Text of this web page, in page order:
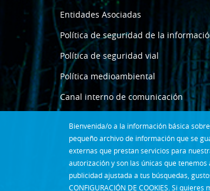
Bienvenida/o a la información básica
pequeño archivo de información que se
externas que prestan servicios para
autorización y son las únicas que
publicidad ajustada a tus búsquedas,
CONFIGURACIÓN DE COOKIES. Si
Entidades Asociadas
Política de seguridad de la
Política de seguridad vial
Política medioambiental
Canal interno de comunicación